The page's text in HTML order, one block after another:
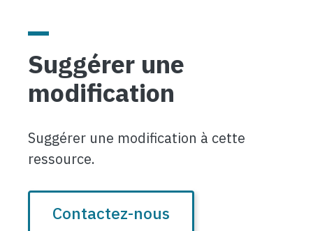
Suggérer une
modification
Suggérer une modification à cette
ressource.
Contactez-nous